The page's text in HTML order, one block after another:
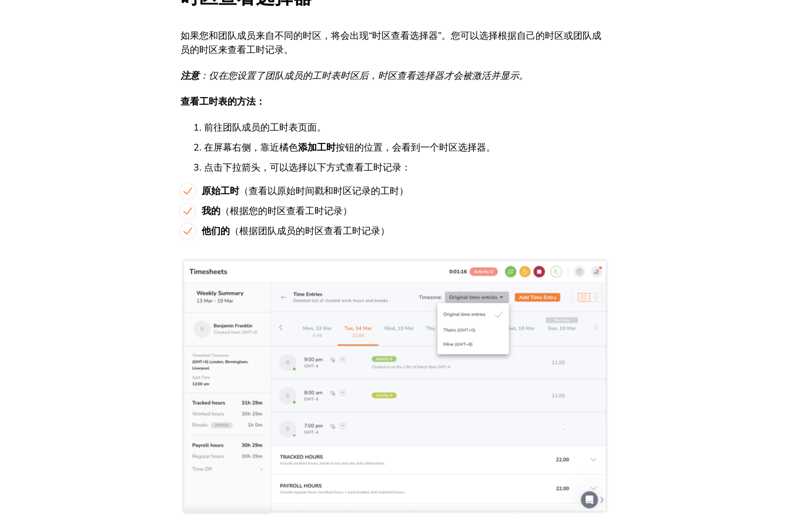
如果您和团队成员来自不同的时区，将会出现“时区查看选择器”。 您可以选择根据自己的时区或团队成
员的时区来查看工时记录。
注意：仅在您设置了团队成员的工时表时区后，时区查看选择器才会被激活并显示。
查看工时表的方法：
前往团队成员的工时表页面。
在屏幕右侧，靠近橘色添加工时按钮的位置，会看到一个时区选择器。
点击下拉箭头，可以选择以下方式查看工时记录：
原始工时（查看以原始时间戳和时区记录的工时）
我的 （根据您的时区查看工时记录）
他们的 （根据团队成员的时区查看工时记录）